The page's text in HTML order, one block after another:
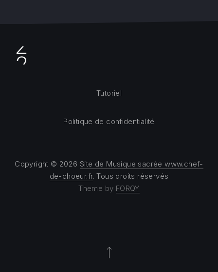
Copyright © 2026 Site de Musique sacrée www.chef-
de-choeur.fr. Tous droits réservés
Theme by FORQY
Tutoriel
Politique de confidentialité
Back to Top